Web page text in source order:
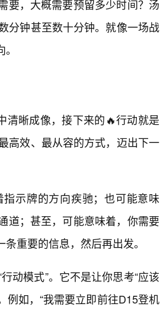
要，大概需要预留多少时间？汤
分钟甚至数十分钟。就像一场战
清晰成像，接下来的🔥行动就是
高效、最从容的方式，迈出下一
示牌的方向疾驰；也可能意味
道；甚至，可能意味着，你需要
重要的信息，然后再出发。
动模式”。它不是让你思考“应该
例如，“我需要立即前往D15登机